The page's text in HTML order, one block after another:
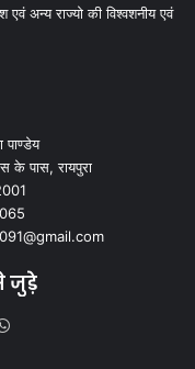
एवं अन्य राज्यो की विश्वशनीय एवं
पाण्डेय
के पास, रायपुरा
जुड़े
WhatsApp